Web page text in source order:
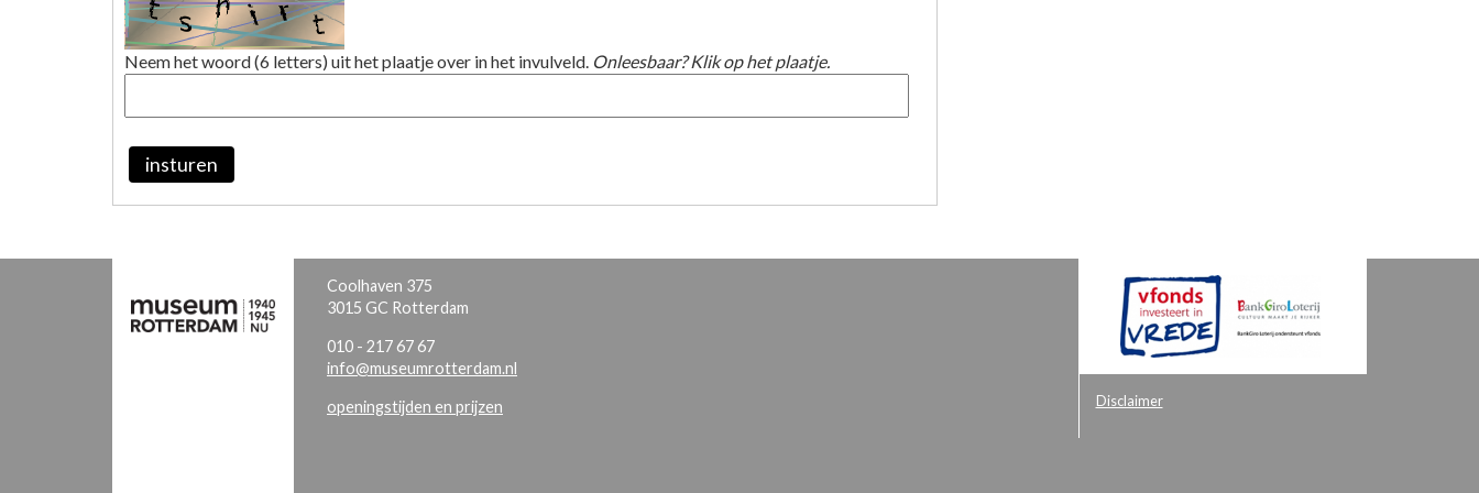
Neem het woord (6 letters) uit het plaatje over in het invulveld. Onleesbaar? Klik op het plaatje.
insturen
Coolhaven 375
3015 GC Rotterdam
010 - 217 67 67
info@museumrotterdam.nl
openingstijden en prijzen Disclaimer